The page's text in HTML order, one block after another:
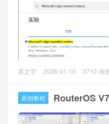
系统已经设置了默认地区语
是在系统中没有定义对应的
locale文件即可。
问题描述
问题分析
之前在Edge --> 设置 --> 外
星之宇 2026-01-10 3710 浏
原创教程 RouterOS